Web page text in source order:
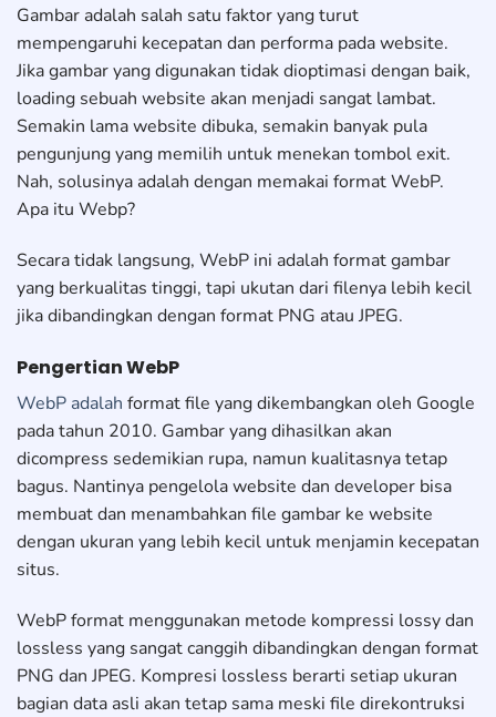
Gambar adalah salah satu faktor yang turut
mempengaruhi kecepatan dan performa pada website.
Jika gambar yang digunakan tidak dioptimasi dengan baik,
loading sebuah website akan menjadi sangat lambat.
Semakin lama website dibuka, semakin banyak pula
pengunjung yang memilih untuk menekan tombol exit.
Nah, solusinya adalah dengan memakai format WebP.
Apa itu Webp?
Secara tidak langsung, WebP ini adalah format gambar
yang berkualitas tinggi, tapi ukutan dari filenya lebih kecil
jika dibandingkan dengan format PNG atau JPEG.
Pengertian WebP
WebP adalah format file yang dikembangkan oleh Google
pada tahun 2010. Gambar yang dihasilkan akan
dicompress sedemikian rupa, namun kualitasnya tetap
bagus. Nantinya pengelola website dan developer bisa
membuat dan menambahkan file gambar ke website
dengan ukuran yang lebih kecil untuk menjamin kecepatan
situs.
WebP format menggunakan metode kompressi lossy dan
lossless yang sangat canggih dibandingkan dengan format
PNG dan JPEG. Kompresi lossless berarti setiap ukuran
bagian data asli akan tetap sama meski file direkontruksi